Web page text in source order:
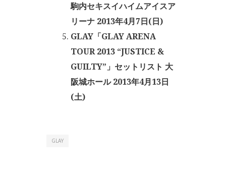
駒内セキスイハイムアイスア
リーナ 2013年4月7日(日)
GLAY「GLAY ARENA
TOUR 2013 “JUSTICE &
GUILTY”」セットリスト 大
阪城ホール 2013年4月13日
(土)
GLAY